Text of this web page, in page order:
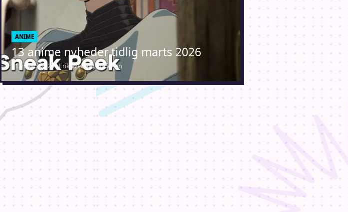
ANIME
13 anime nyheder tidlig marts 2026
11. marts 2026 · Erik Weber-Lauridsen